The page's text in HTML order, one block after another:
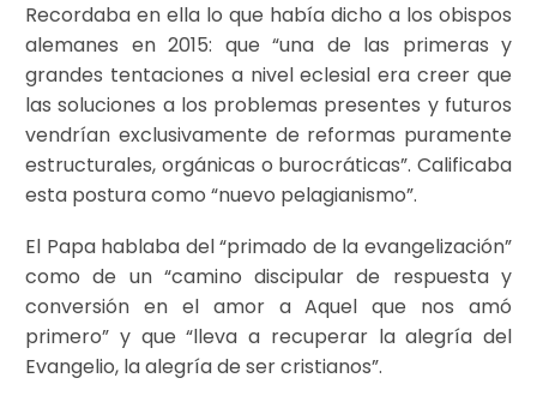
Recordaba en ella lo que había dicho a los obispos
alemanes en 2015: que “una de las primeras y
grandes tentaciones a nivel eclesial era creer que
las soluciones a los problemas presentes y futuros
vendrían exclusivamente de reformas puramente
estructurales, orgánicas o burocráticas”. Calificaba
esta postura como “nuevo pelagianismo”.
El Papa hablaba del “primado de la evangelización”
como de un “camino discipular de respuesta y
conversión en el amor a Aquel que nos amó
primero” y que “lleva a recuperar la alegría del
Evangelio, la alegría de ser cristianos”.